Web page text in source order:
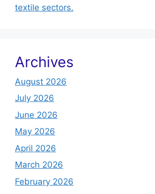
textile sectors.
Archives
August 2026
July 2026
June 2026
May 2026
April 2026
March 2026
February 2026